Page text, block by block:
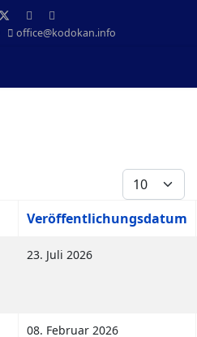
office@kodokan.info
Anzeige #
Veröffentlichungsdatum
23. Juli 2026
08. Februar 2026